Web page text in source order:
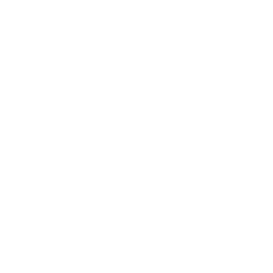
thailandeza unica
situata intre cele doua aripi ale hotelului, inconjurat de terenuri